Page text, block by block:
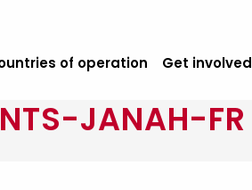
of operation Get involved
JANAH-FR